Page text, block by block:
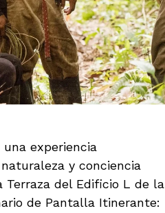
experiencia
y conciencia
del Edificio L de la
de Pantalla Itinerante: